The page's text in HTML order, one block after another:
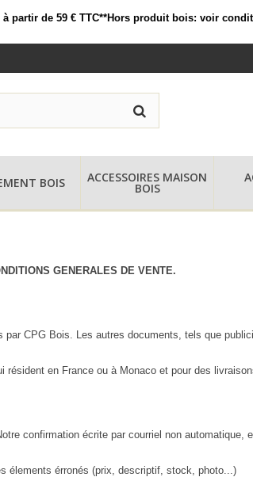
partir de 59 € TTC**Hors produit bois: voir
BOIS ACCESSOIRES MAISON
BOIS
GENERALES DE VENTE.
CPG Bois. Les autres documents, tels que
en France ou à Monaco et pour des
confirmation écrite par courriel non automatique,
élements érronés (prix, descriptif, stock, photo...)